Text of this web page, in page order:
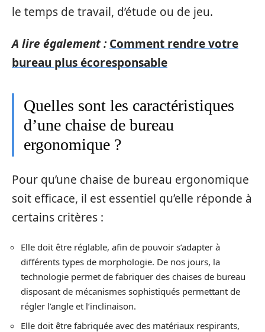
le temps de travail, d’étude ou de jeu.
A lire également : Comment rendre votre
bureau plus écoresponsable
Quelles sont les caractéristiques
d’une chaise de bureau
ergonomique ?
Pour qu’une chaise de bureau ergonomique
soit efficace, il est essentiel qu’elle réponde à
certains critères :
Elle doit être réglable, afin de pouvoir s’adapter à
différents types de morphologie. De nos jours, la
technologie permet de fabriquer des chaises de bureau
disposant de mécanismes sophistiqués permettant de
régler l’angle et l’inclinaison.
Elle doit être fabriquée avec des matériaux respirants,